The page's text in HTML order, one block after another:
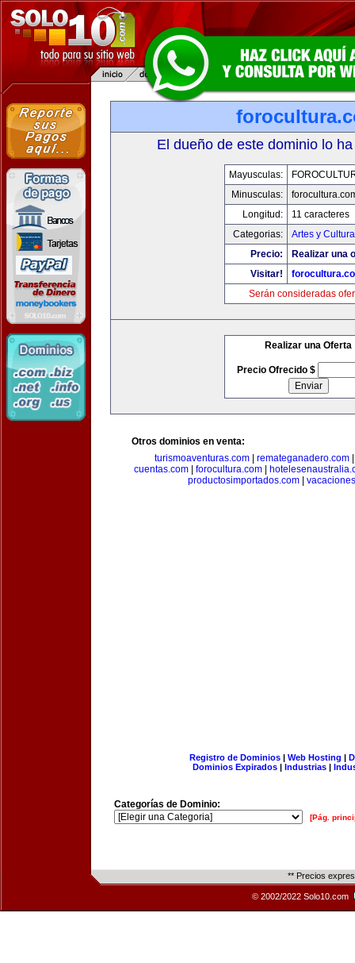
El dueño de este dominio lo
Mayusculas:
Minusculas:
Longitud:
11 caracteres
Categorias:
Artes y Cultura
Precio:
Realizar una
Visitar!
Serán consideradas
Realizar una Oferta
Precio Ofrecido $
Otros dominios en venta:
turismoaventuras.com| remateganadero.com
cuentas.com
forocultura.com
productosimportados.com
Registro de Dominios| Web Hosting |
Dominios Expirados | Industrias |
Categorías de Dominio:
[Pág.
** Precios
© 2002/2022 Solo10.com